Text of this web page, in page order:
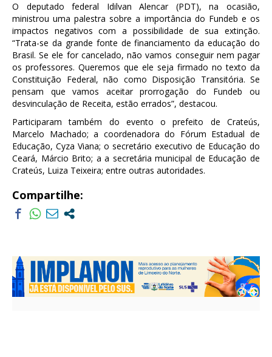
O deputado federal Idilvan Alencar (PDT), na ocasião,
ministrou uma palestra sobre a importância do Fundeb e os
impactos negativos com a possibilidade de sua extinção.
“Trata-se da grande fonte de financiamento da educação do
Brasil. Se ele for cancelado, não vamos conseguir nem pagar
os professores. Queremos que ele seja firmado no texto da
Constituição Federal, não como Disposição Transitória. Se
pensam que vamos aceitar prorrogação do Fundeb ou
desvinculação de Receita, estão errados”, destacou.
Participaram também do evento o prefeito de Crateús,
Marcelo Machado; a coordenadora do Fórum Estadual de
Educação, Cyza Viana; o secretário executivo de Educação do
Ceará, Márcio Brito; a a secretária municipal de Educação de
Crateús, Luiza Teixeira; entre outras autoridades.
Compartilhe: